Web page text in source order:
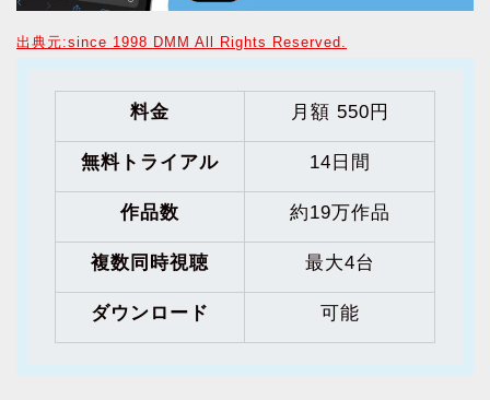
出典元:since 1998 DMM All Rights Reserved.
料金 月額 550円
無料トライアル 14日間
作品数 約19万作品
複数同時視聴 最大4台
ダウンロード 可能